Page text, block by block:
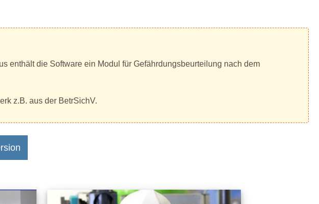
enthält die Software ein Modul für Gefährdungsbeurteilung nach dem
z.B. aus der BetrSichV.